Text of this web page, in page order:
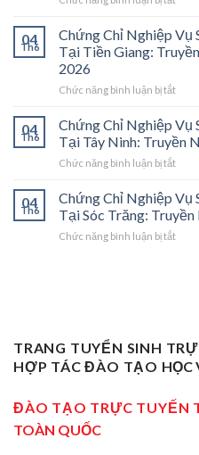
Cấp
Tại
Vĩnh
2026:
Cánh
Cửa
Nghề
“Thầy
Ở
Trung
Tâm
Chỉ
Vụ
Phạm
Cấp
Tại
Trà
Vinh
Bệ
Cho
Thợ
Nghề
04
Th6
Chứng Chỉ Nghiệp Vụ
Tại Tiền Giang:
2026
Chức năng bình luận bị tắtở
Chỉ
Vụ
Sư
Dạy
Nghề
Sơ
Cấp
Cửa
Ngõ
Miền
2026
04
Th6
Chứng Chỉ Nghiệp Vụ
Tại Tây Ninh: Truyền
Chức năng bình luận bị tắtở
Chỉ
Vụ
Sư
Tây
Ninh:
Tại
04
Th6
Chứng Chỉ Nghiệp Vụ
Tại Sóc Trăng:
Chức năng bình luận bị tắtở
Dạy
Nghề
Sơ
Tại
Sóc
TRANG TUYỂN SINH
HỢP TÁC ĐÀO TẠO HỌC
ĐÀO TẠO TRỰC TUYẾN
TOÀN QUỐC